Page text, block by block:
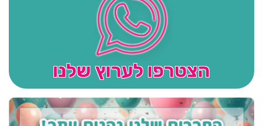
הצטרפו לערוץ שלנו